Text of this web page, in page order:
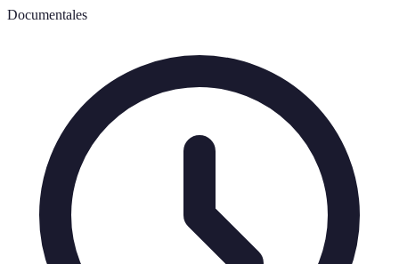
Documentales